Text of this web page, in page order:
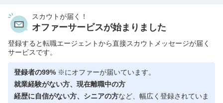
スカウトが届く！
オファーサービスが始まりました
登録すると転職エージェントから直接スカウトメッセージが届く
サービスです。
登録者の99% ※にオファーが届いています。
就業経験がない方、現在離職中の方
経歴に自信がない方、シニアの方など、幅広く登録されていま